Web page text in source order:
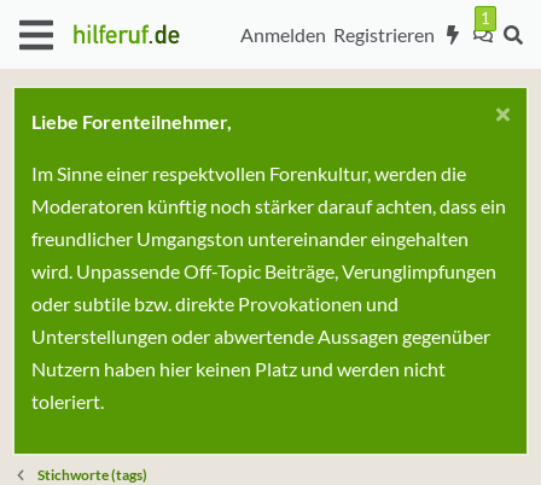
Anmelden Registrieren
Liebe Forenteilnehmer,
Im Sinne einer respektvollen Forenkultur, werden die
Moderatoren künftig noch stärker darauf achten, dass ein
freundlicher Umgangston untereinander eingehalten
wird. Unpassende Off-Topic Beiträge, Verunglimpfungen
oder subtile bzw. direkte Provokationen und
Unterstellungen oder abwertende Aussagen gegenüber
Nutzern haben hier keinen Platz und werden nicht
toleriert.
Stichworte (tags)